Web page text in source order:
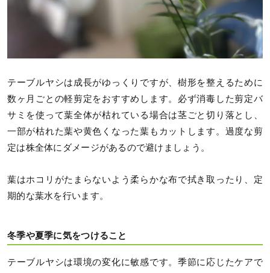
テーブルヤシは成長がゆっくりですが、樹形を整えるために
数ヶ月ごとの軽剪定をおすすめします。必ず消毒した剪定バ
サミを使って葉全体が枯れている場合は茎ごと切り落とし、
一部が枯れた葉や黄色くなった葉もカットします。過度な剪
定は株全体にダメージがあるので避けましょう。
葉はホコリがたまらないよう柔らかな布で拭き取ったり、定
期的な葉水を行います。
冬季や夏季に気をつけること
テーブルヤシは環境の変化に敏感です。季節に応じたケアで